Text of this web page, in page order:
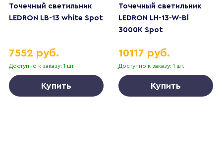
Точечный светильник
LEDRON LB-13 white Spot
Доступно к заказу: 1 шт.
7552 руб.
Купить
Точечный светильник
LEDRON LH-13-W-Bl
3000K Spot
Доступно к заказу: 1 шт.
10117 руб.
Купить